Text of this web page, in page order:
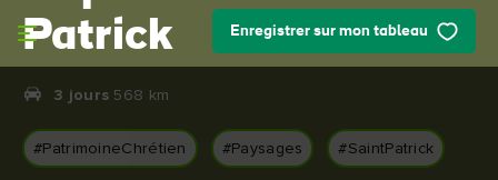
Skip to main content
Enregistrer sur mon tableau
Patrick
3 jours 568 km
#PatrimoineChrétien #Paysages #SaintPatrick